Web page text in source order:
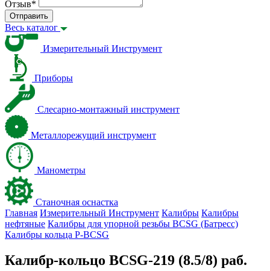
Отзыв*
Отправить
Весь каталог
Измерительный Инструмент
Приборы
Слесарно-монтажный инструмент
Металлорежущий инструмент
Манометры
Станочная оснастка
Главная Измерительный Инструмент Калибры Калибры
нефтяные Калибры для упорной резьбы BCSG (Батресс)
Калибры кольца P-BCSG
Калибр-кольцо BCSG-219 (8.5/8) раб.